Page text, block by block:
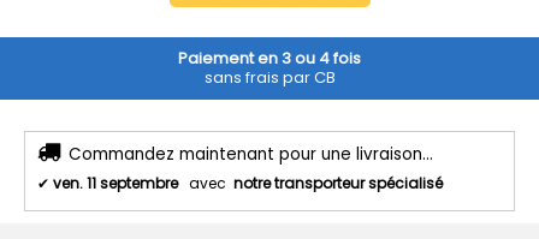
Paiement en 3 ou 4 fois
sans frais par CB
Commandez maintenant pour une livraison...
✔ ven. 11 septembre avec notre transporteur spécialisé